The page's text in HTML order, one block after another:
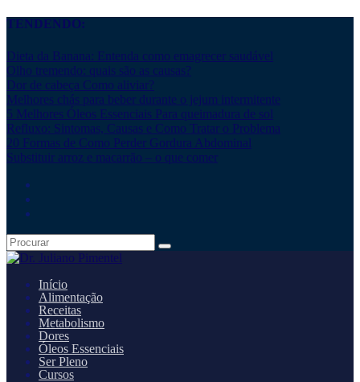
TENDENDO:
Dieta da Banana: Entenda como emagrecer saudável
Olho tremendo: quais são as causas?
Dor de cabeça Como aliviar?
Melhores chás para beber durante o jejum intermitente
5 Melhores Óleos Essenciais Para queimadura de sol
Refluxo: Sintomas, Causas e Como Tratar o Problema
20 Formas de Como Perder Gordura Abdominal
Substituir arroz e macarrão – o que comer
Início
Alimentação
Receitas
Metabolismo
Dores
Óleos Essenciais
Ser Pleno
Cursos